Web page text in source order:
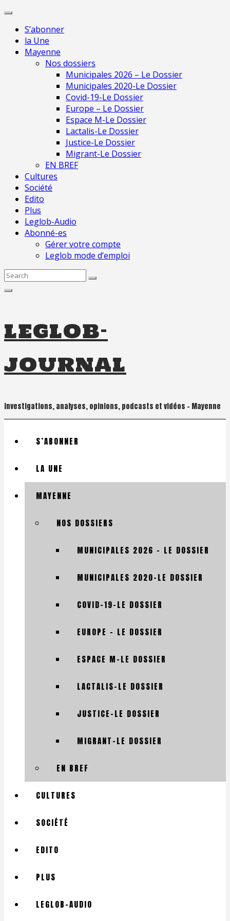
Skip
contentS’abonner
la Une
Mayenne
Nos dossiers
Municipales 2026 – Le Dossier
Municipales 2020-Le Dossier
Covid-19-Le Dossier
Europe – Le Dossier
Espace M-Le Dossier
Lactalis-Le Dossier
Justice-Le Dossier
Migrant-Le Dossier
EN BREF
Cultures
Société
Edito
Plus
Leglob-Audio
Abonné-es
Gérer votre compte
Leglob mode d’emploi
Search
leglob-
journal
Investigations, analyses, opinions, podcasts et vidéos – Mayenne
S’ABONNER
LA UNE
MAYENNE
NOS DOSSIERS
MUNICIPALES 2026 – LE DOSSIER
MUNICIPALES 2020-LE DOSSIER
COVID-19-LE DOSSIER
EUROPE – LE DOSSIER
ESPACE M-LE DOSSIER
LACTALIS-LE DOSSIER
JUSTICE-LE DOSSIER
MIGRANT-LE DOSSIER
EN BREF
CULTURES
SOCIÉTÉ
EDITO
PLUS
LEGLOB-AUDIO
indépendante en
Mayenne